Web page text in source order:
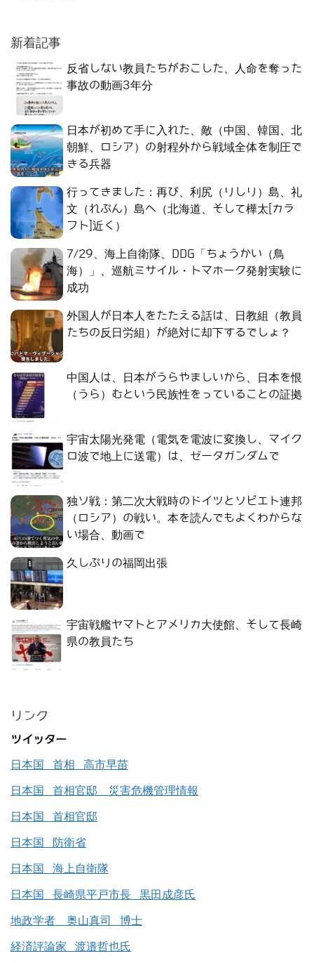
新着記事
反省しない教員たちがおこした、人命を奪った
事故の動画3年分
日本が初めて手に入れた、敵（中国、韓国、北
朝鮮、ロシア）の射程外から戦域全体を制圧で
きる兵器
行ってきました：再び、利尻（りしり）島、礼
文（れぶん）島へ（北海道、そして樺太[カラ
フト]近く）
7/29、海上自衛隊、DDG「ちょうかい（鳥
海）」、巡航ミサイル・トマホーク発射実験に
成功
外国人が日本人をたたえる話は、日教組（教員
たちの反日労組）が絶対に却下するでしょ？
中国人は、日本がうらやましいから、日本を恨
（うら）むという民族性をっていることの証拠
宇宙太陽光発電（電気を電波に変換し、マイク
ロ波で地上に送電）は、ゼータガンダムで
独ソ戦：第二次大戦時のドイツとソビエト連邦
（ロシア）の戦い。本を読んでもよくわからな
い場合、動画で
久しぶりの福岡出張
宇宙戦艦ヤマトとアメリカ大使館、そして長崎
県の教員たち
リンク
ツイッター
日本国 首相 高市早苗
日本国 首相官邸 災害危機管理情報
日本国 首相官邸
日本国 防衛省
日本国 海上自衛隊
日本国 長崎県平戸市長 黒田成彦氏
地政学者 奥山真司 博士
経済評論家 渡邉哲也氏